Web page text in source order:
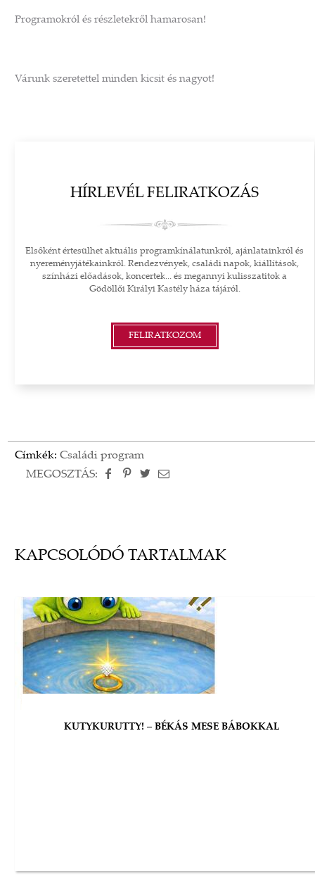
Programokról és részletekről hamarosan!
Várunk szeretettel minden kicsit és nagyot!
HÍRLEVÉL FELIRATKOZÁS
Elsőként értesülhet aktuális programkínálatunkról, ajánlatainkról és
nyereményjátékainkról. Rendezvények, családi napok, kiállítások,
színházi előadások, koncertek... és megannyi kulisszatitok a
Gödöllői Királyi Kastély háza tájáról.
FELIRATKOZOM
Címkék: Családi program
MEGOSZTÁS:
KAPCSOLÓDÓ TARTALMAK
KUTYKURUTTY! – BÉKÁS MESE BÁBOKKAL